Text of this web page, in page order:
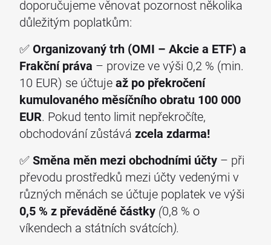
doporučujeme věnovat pozornost několika
důležitým poplatkům:
✅Organizovaný trh (OMI – Akcie a ETF) a
Frakční práva – provize ve výši 0,2 % (min.
10 EUR) se účtujeaž po překročení
kumulovaného měsíčního obratu 100 000
EUR. Pokud tento limit nepřekročíte,
obchodování zůstává zcela zdarma!
✅Směna měn mezi obchodními účty – při
převodu prostředků mezi účty vedenými v
různých měnách se účtuje poplatek ve výši
0,5 % z převáděné částky (0,8 % o
víkendech a státních svátcích).